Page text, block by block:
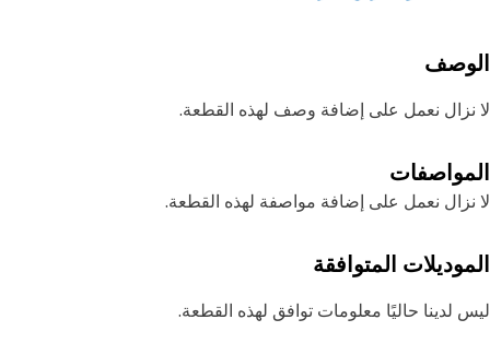
نزال نعمل على إضافة وصف لهذه القطعة.
نعمل على إضافة مواصفة لهذه القطعة.
المتوافقة
لدينا حاليًا معلومات توافق لهذه القطعة.